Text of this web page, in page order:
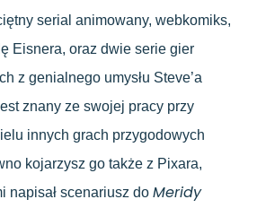
serial animowany, webkomiks,
Eisnera, oraz dwie serie gier
z genialnego umysłu Steve’a
znany ze swojej pracy przy
innych grach przygodowych
kojarzysz go także z Pixara,
napisał scenariusz do Meridy